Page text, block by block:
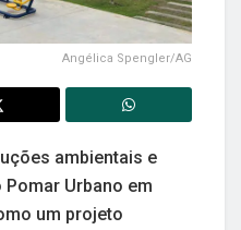
Angélica Spengler/AG
ambientais e
Urbano em
um projeto